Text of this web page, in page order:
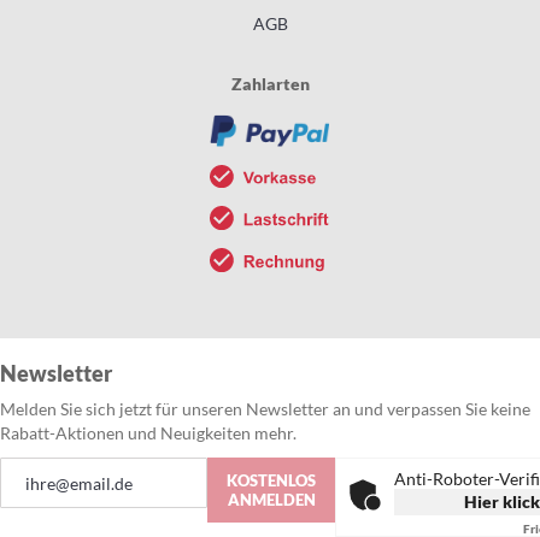
AGB
Zahlarten
Newsletter
Melden Sie sich jetzt für unseren Newsletter an und verpassen Sie keine
Rabatt-Aktionen und Neuigkeiten mehr.
zum
KOSTENLOS
ANMELDEN
Anti-Roboter-
Hier